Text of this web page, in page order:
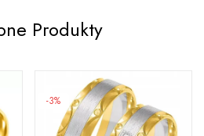
Produkty
-3%